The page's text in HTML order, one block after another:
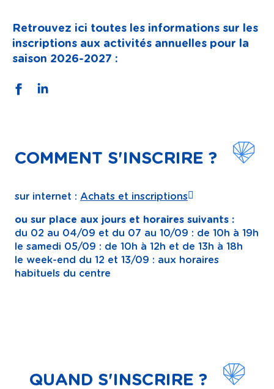
Retrouvez ici toutes les informations sur les
inscriptions aux activités annuelles pour la
saison 2026-2027 :
COMMENT S'INSCRIRE ?
sur internet : Achats et inscriptions
ou sur place aux jours et horaires suivants :
du 02 au 04/09 et du 07 au 10/09 : de 10h à 19h
le samedi 05/09 : de 10h à 12h et de 13h à 18h
le week-end du 12 et 13/09 : aux horaires
habituels du centre
QUAND S'INSCRIRE ?